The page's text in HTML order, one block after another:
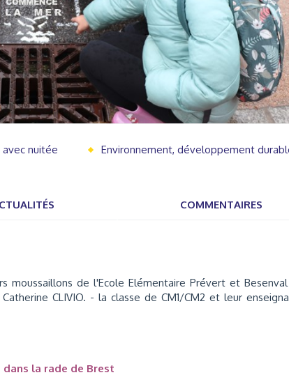
avec nuitée Environnement, développement
COMMENTAIRES
moussaillons de l'Ecole Elémentaire Prévert et
CLIVIO. - la classe de CM1/CM2 et leur
la rade de Brest